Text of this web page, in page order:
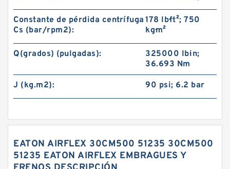
Constante de pérdida centrífuga
Cs (bar/rpm2):
178 lb·ft²; 750
kg·m²
Q(grados) (pulgadas):
325000 lb·in;
36.693 Nm
J (kg.m2): 90 psi; 6.2 bar
EATON AIRFLEX 30CM500 51235 30CM500
51235 EATON AIRFLEX EMBRAGUES Y